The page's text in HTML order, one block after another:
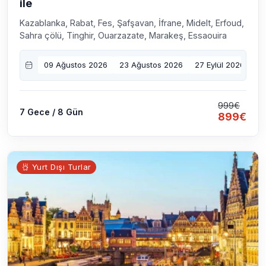
ile
Kazablanka, Rabat, Fes, Şafşavan, İfrane, Midelt, Erfoud,
Sahra çölü, Tinghir, Ouarzazate, Marakeş, Essaouira
09 Ağustos 2026 23 Ağustos 2026 27 Eylül 2026
7 Gece / 8 Gün
999€
899€
Yurt Dışı Turlar